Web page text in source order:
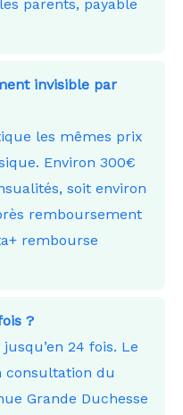
parents, payable
invisible par
les mêmes prix
Environ 300€
soit environ
remboursement
rembourse
?
24 fois. Le
consultation du
Grande Duchesse